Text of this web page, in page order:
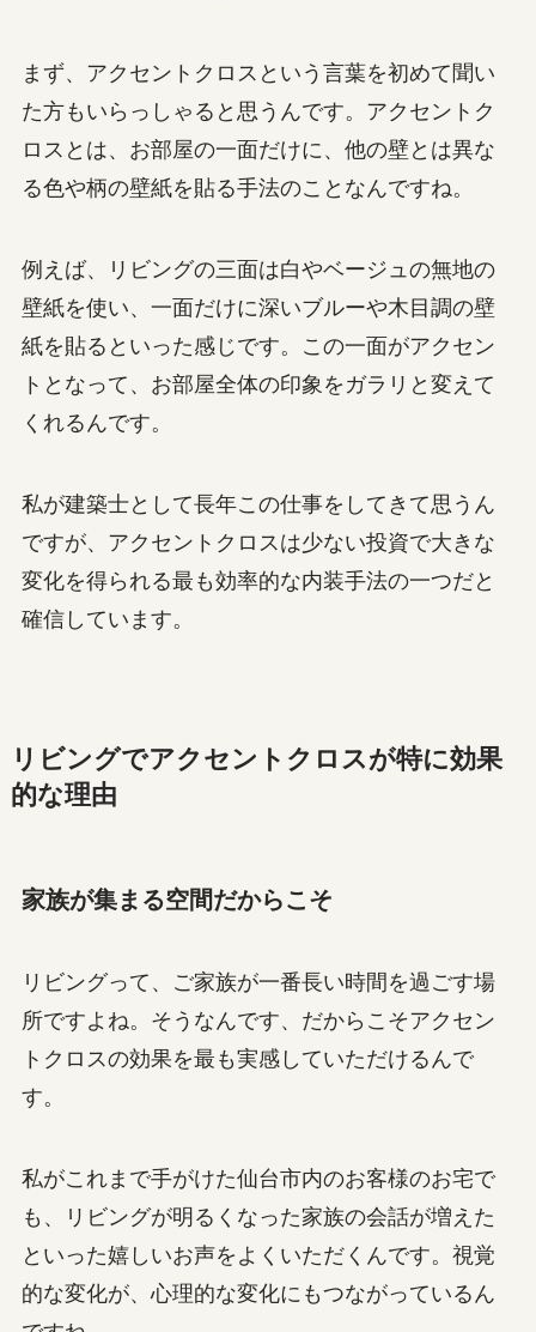
まず、アクセントクロスという言葉を初めて聞い
た方もいらっしゃると思うんです。アクセントク
ロスとは、お部屋の一面だけに、他の壁とは異な
る色や柄の壁紙を貼る手法のことなんですね。
例えば、リビングの三面は白やベージュの無地の
壁紙を使い、一面だけに深いブルーや木目調の壁
紙を貼るといった感じです。この一面がアクセン
トとなって、お部屋全体の印象をガラリと変えて
くれるんです。
私が建築士として長年この仕事をしてきて思うん
ですが、アクセントクロスは少ない投資で大きな
変化を得られる最も効率的な内装手法の一つだと
確信しています。
リビングでアクセントクロスが特に効果
的な理由
家族が集まる空間だからこそ
リビングって、ご家族が一番長い時間を過ごす場
所ですよね。そうなんです、だからこそアクセン
トクロスの効果を最も実感していただけるんで
す。
私がこれまで手がけた仙台市内のお客様のお宅で
も、リビングが明るくなった家族の会話が増えた
といった嬉しいお声をよくいただくんです。視覚
的な変化が、心理的な変化にもつながっているん